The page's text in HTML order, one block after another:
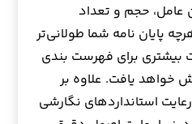
عامل، حجم و تعداد
پایان نامه شما طولانی‌تر
بیشتری برای فهرست بندی
خواهد یافت. علاوه بر
استانداردهای نگارشی